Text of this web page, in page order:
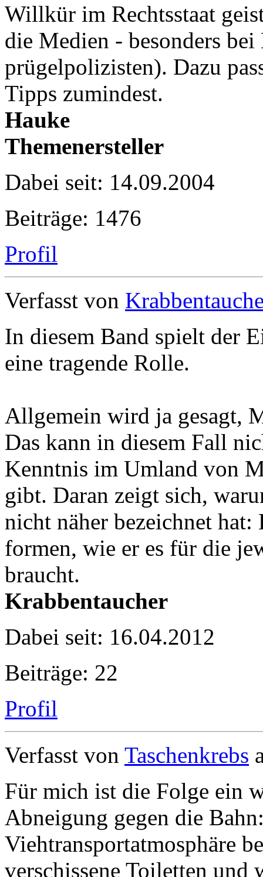
Willkür im Rechtsstaat
die Medien - besonders
prügelpolizisten). Dazu
Tipps zumindest.
Hauke
Themenersteller
Dabei seit: 14.09.2004
Beiträge: 1476
Profil
Verfasst von
In diesem Band spielt der
eine tragende Rolle.
Allgemein wird ja gesagt,
Das kann in diesem Fall
Kenntnis im Umland von
gibt. Daran zeigt sich,
nicht näher bezeichnet
formen, wie er es für die
braucht.
Krabbentaucher
Dabei seit: 16.04.2012
Beiträge: 22
Profil
Verfasst von Taschenkrebs
Für mich ist die Folge ein
Abneigung gegen die
Viehtransportatmosphäre
verschissene Toiletten und